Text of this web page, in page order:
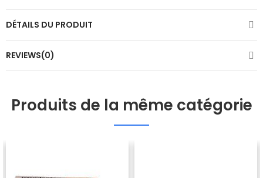
DÉTAILS DU PRODUIT
REVIEWS(0)
Produits de la même catégorie